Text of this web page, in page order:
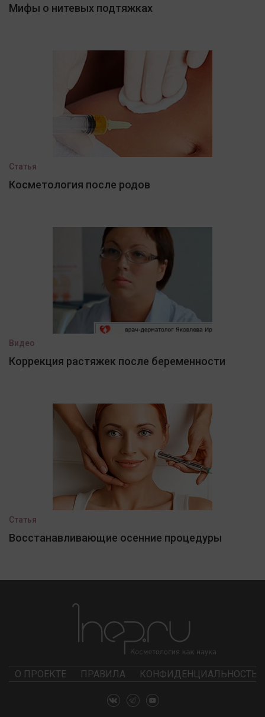
Мифы о нитевых подтяжках
Статья
Косметология после родов
Видео
Коррекция растяжек после беременности
Статья
Восстанавливающие осенние процедуры
О ПРОЕКТЕ ПРАВИЛА КОНФИДЕНЦИАЛЬНОСТЬ